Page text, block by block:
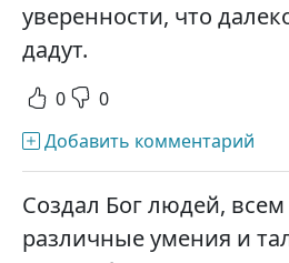
уверенности, что
дадут.
0 0
Добавить комментарий
Создал Бог людей, всем
различные умения и